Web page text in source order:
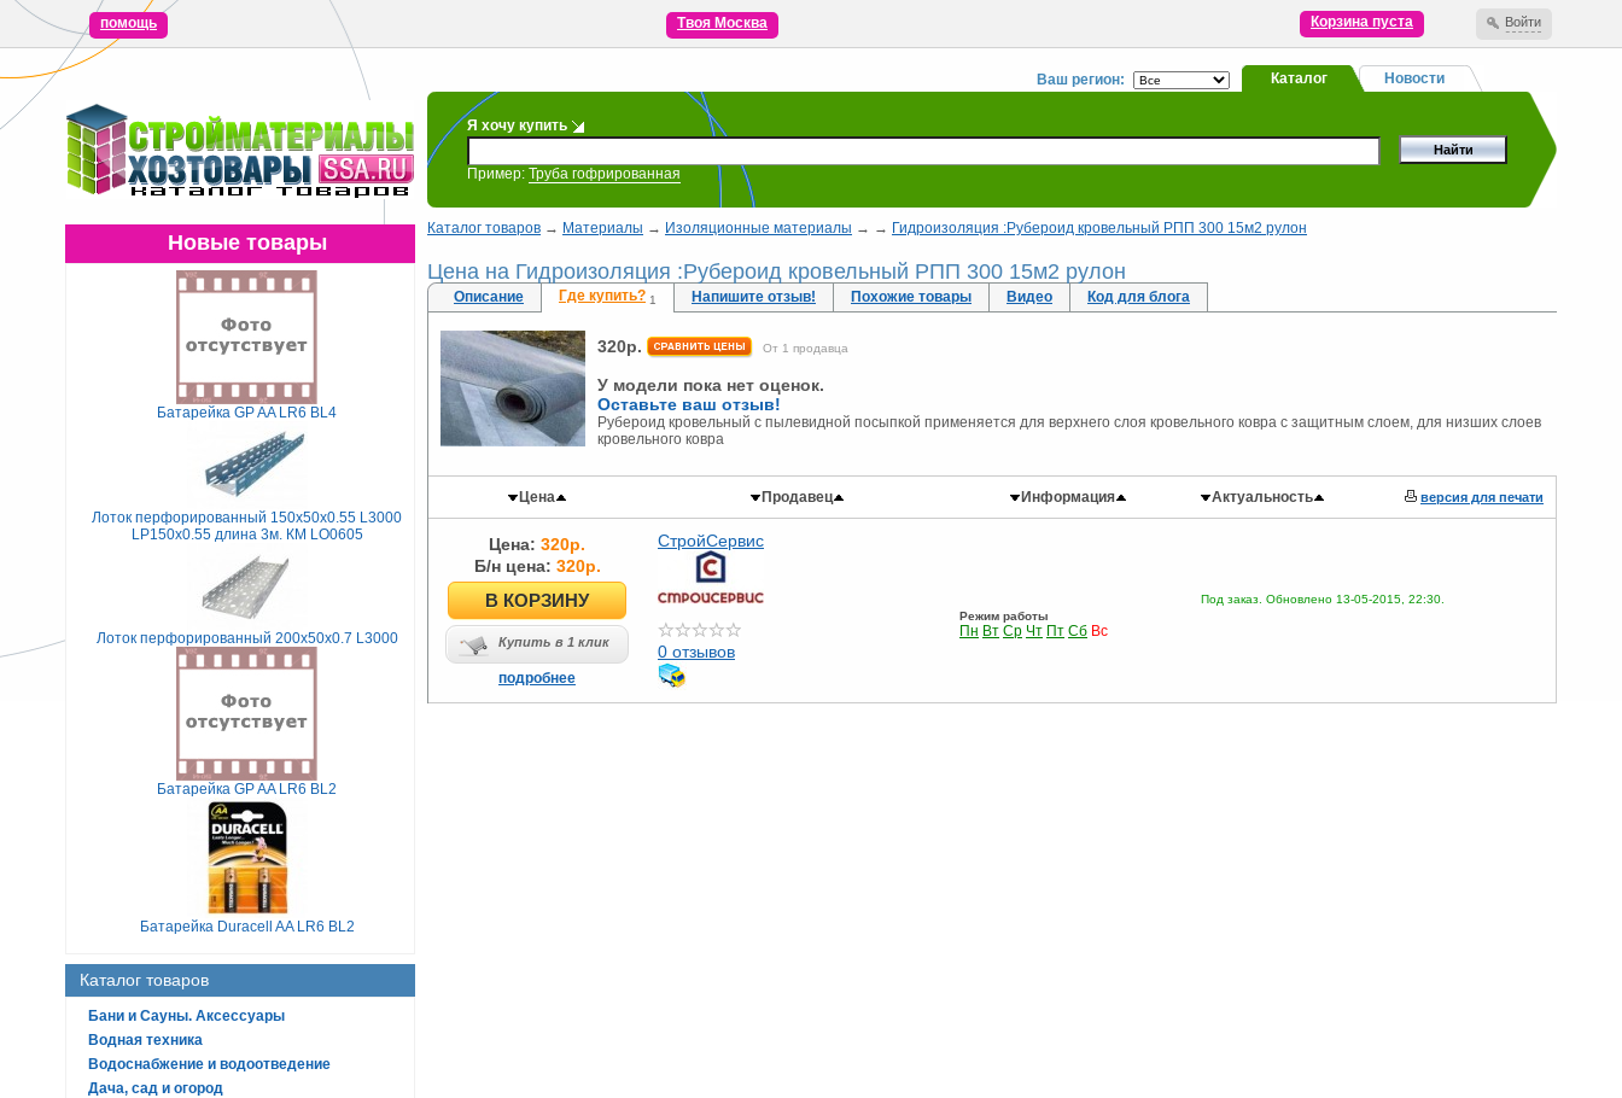
помощь Твоя Москва Корзина пуста Войти
Ваш регион: Каталог Новости
Я хочу купить
Пример: Труба гофрированная
Новые товары
Батарейка GP AA LR6 BL4
Лоток перфорированный 150х50х0.55 L3000
LP150х0.55 длина 3м. КМ LO0605
Лоток перфорированный 200х50х0.7 L3000
Батарейка GP AA LR6 BL2
Батарейка Duracell AA LR6 BL2
Каталог товаров
Бани и Сауны. Аксессуары
Водная техника
Водоснабжение и водоотведение
Дача, сад и огород
Каталог товаров → Материалы → Изоляционные материалы → → Гидроизоляция :Рубероид кровельный РПП 300 15м2 рулон
Цена на Гидроизоляция :Рубероид кровельный РПП 300 15м2 рулон
Описание Где купить? 1 Напишите отзыв! Похожие товары Видео Код для блога
320р. От 1 продавца
У модели пока нет оценок.
Оставьте ваш отзыв!
Рубероид кровельный с пылевидной посыпкой применяется для верхнего слоя кровельного ковра с защитным слоем, для низших слоев
кровельного ковра
Цена Продавец Информация Актуальность версия для печати
Цена: 320р.
Б/н цена: 320р.
В КОРЗИНУ
Купить в 1 клик
подробнее
СтройСервис
0 отзывов
Режим работы
Пн Вт Ср Чт Пт Сб Вс
Под заказ. Обновлено 13-05-2015, 22:30.